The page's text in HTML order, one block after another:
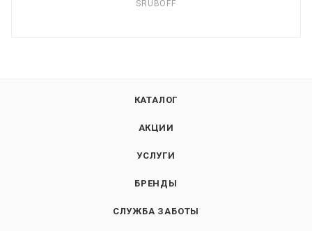
SRUBOFF
КАТАЛОГ
АКЦИИ
УСЛУГИ
БРЕНДЫ
СЛУЖБА ЗАБОТЫ